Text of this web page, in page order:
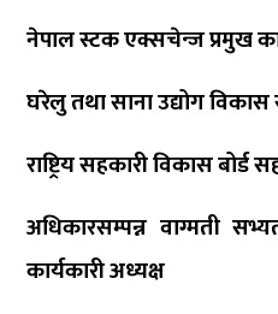
नेपाल स्टक एक्सचेन्ज प्रमुख
घरेलु तथा साना उद्योग विकास
राष्ट्रिय सहकारी विकास बोर्ड
अधिकारसम्पन्न वाग्मती
कार्यकारी अध्यक्ष